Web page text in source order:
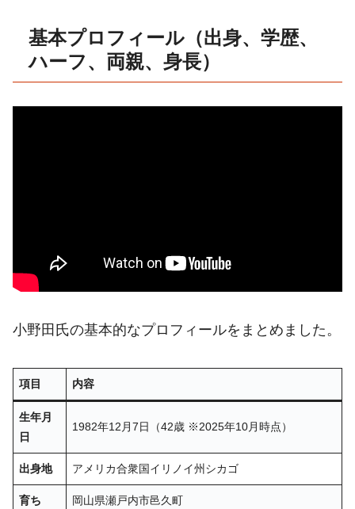
基本プロフィール（出身、学歴、
ハーフ、両親、身長）
小野田氏の基本的なプロフィールをまとめました。
項目 内容
生年月
日
1982年12月7日（42歳 ※2025年10月時点）
出身地 アメリカ合衆国イリノイ州シカゴ
育ち 岡山県瀬戸内市邑久町